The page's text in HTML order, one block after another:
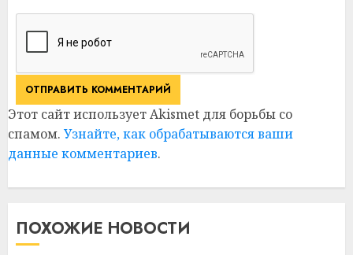
Этот сайт использует Akismet для борьбы со
спамом. Узнайте, как обрабатываются ваши
данные комментариев.
ПОХОЖИЕ НОВОСТИ